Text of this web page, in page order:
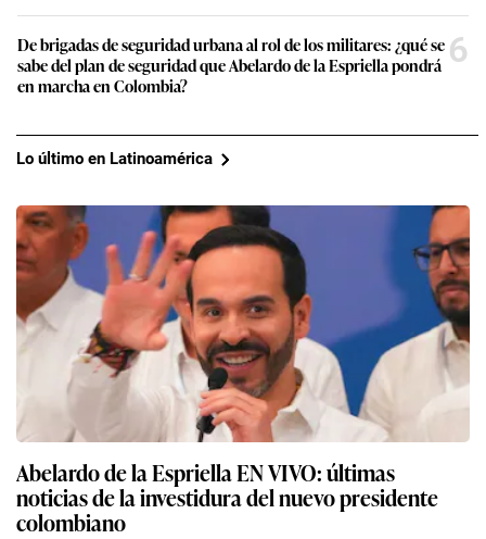
De brigadas de seguridad urbana al rol de los militares: ¿qué se
sabe del plan de seguridad que Abelardo de la Espriella pondrá
en marcha en Colombia?
6
Lo último en Latinoamérica
Abelardo de la Espriella EN VIVO: últimas
noticias de la investidura del nuevo presidente
colombiano